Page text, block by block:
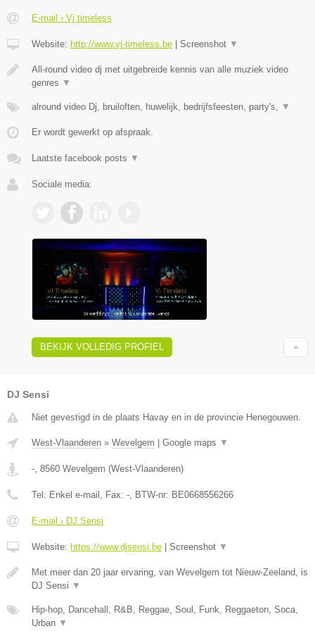
E-mail › Vj timeless
Website: http://www.vj-timeless.be Screenshot ▼
All-round video dj met uitgebreide kennis van alle muziek video
genres ▼
alround video Dj, bruiloften, huwelijk, bedrijfsfeesten, party's, ▼
Er wordt gewerkt op afspraak.
Laatste facebook posts ▼
Sociale media:
BEKIJK VOLLEDIG PROFIEL
DJ Sensi
Niet gevestigd in de plaats Havay en in de provincie Henegouwen.
West-Vlaanderen » Wevelgem Google maps ▼
- 8560 Wevelgem (West-Vlaanderen)
Tel: Enkel e-mail , Fax: - , BTW-nr: BE0668556266
E-mail › DJ Sensi
Website: https://www.djsensi.be Screenshot ▼
Met meer dan 20 jaar ervaring, van Wevelgem tot Nieuw-Zeeland, is
DJ Sensi ▼
Hip-hop, Dancehall, R&B, Reggae, Soul, Funk, Reggaeton, Soca,
Urban ▼